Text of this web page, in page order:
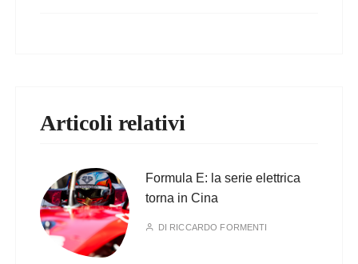
Articoli relativi
Formula E: la serie elettrica
torna in Cina
DI RICCARDO FORMENTI